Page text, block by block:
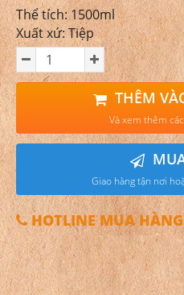
Thể tích: 1500ml
Xuất xứ: Tiệp
THÊM
Và xem thêm
Giao hàng tận nơi
HOTLINE MUA